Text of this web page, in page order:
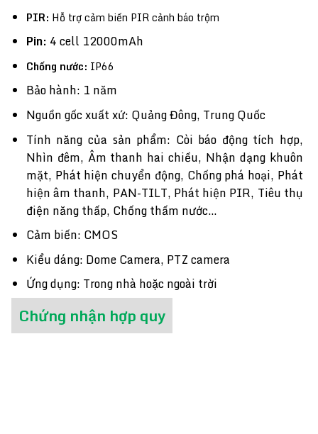
PIR: Hỗ trợ cảm biến PIR cảnh báo trộm
Pin: 4 cell 12000mAh
Chống nước: IP66
Bảo hành: 1 năm
Nguồn gốc xuất xứ: Quảng Đông, Trung Quốc
Tính năng của sản phẩm: Còi báo động tích hợp,
Nhìn đêm, Âm thanh hai chiều, Nhận dạng khuôn
mặt, Phát hiện chuyển động, Chống phá hoại, Phát
hiện âm thanh, PAN-TILT, Phát hiện PIR, Tiêu thụ
điện năng thấp, Chống thấm nước…
Cảm biến: CMOS
Kiểu dáng: Dome Camera, PTZ camera
Ứng dụng: Trong nhà hoặc ngoài trời
Chứng nhận hợp quy